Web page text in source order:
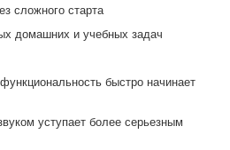
сложного старта
домашних и учебных задач
быстро начинает
уступает более серьезным